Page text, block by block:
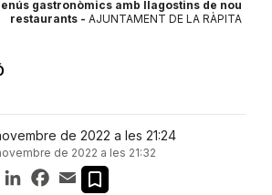
gastronòmics amb llagostins de nou
restaurants - AJUNTAMENT DE LA RÀPITA
de 2022 a les 21:24
de 2022 a les 21:32
TelegramLinkedInFacebook
Email